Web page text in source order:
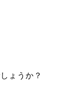
ょうか？